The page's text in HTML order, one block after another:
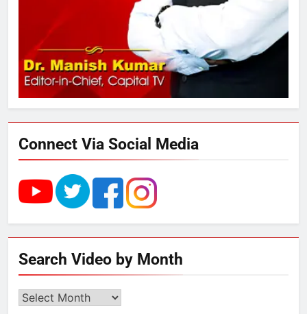
289 एकड़ भूमि पर विकसित होगा कार्बन-
फ्री डेटा सेंटर, हजारों उच्च-कुशल
रोजगार सृजन की संभावना
4
UP में ग्रामीण बिजली आपूर्ति से कृषि,
डेयरी, कुटीर उद्योग और स्वरोजगार को
मिला बढ़ावा
5
6
उत्तर प्रदेश में गांवों में बढ़ेंगी सुविधाएं: 67%
Connect Via Social Media
Search Video by Month
Search